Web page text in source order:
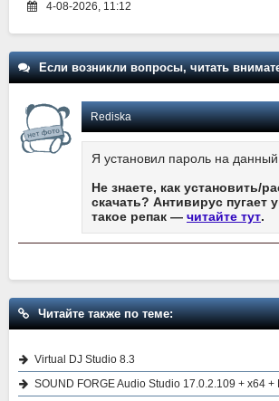
4-08-2026, 11:12
Если возникли вопросы, читать
Rediska
Я установил пароль на
Не знаете, как установить/
скачать? Антивирус пугает
такое репак — читайте тут.
Читайте также по теме:
Virtual DJ Studio 8.3
SOUND FORGE Audio Studio 17.0.2.109 + x64 +